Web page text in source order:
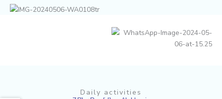
Daily activities